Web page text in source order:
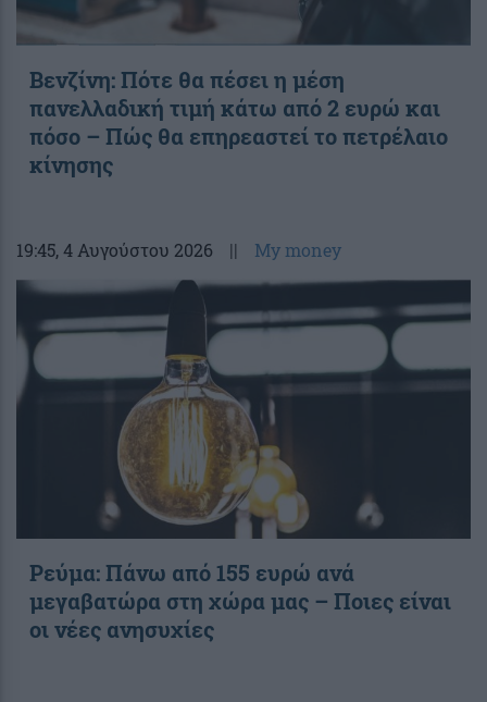
Βενζίνη: Πότε θα πέσει η μέση
πανελλαδική τιμή κάτω από 2 ευρώ και
πόσο – Πώς θα επηρεαστεί το πετρέλαιο
κίνησης
19:45, 4 Αυγούστου 2026 || My money
Ρεύμα: Πάνω από 155 ευρώ ανά
μεγαβατώρα στη χώρα μας – Ποιες είναι
οι νέες ανησυχίες